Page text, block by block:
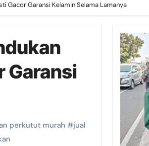
Gacor Garansi Kelamin Selama Lamanya
Garansi
perkutut murah #jual